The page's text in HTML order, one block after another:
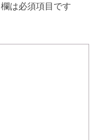
は必須項目です